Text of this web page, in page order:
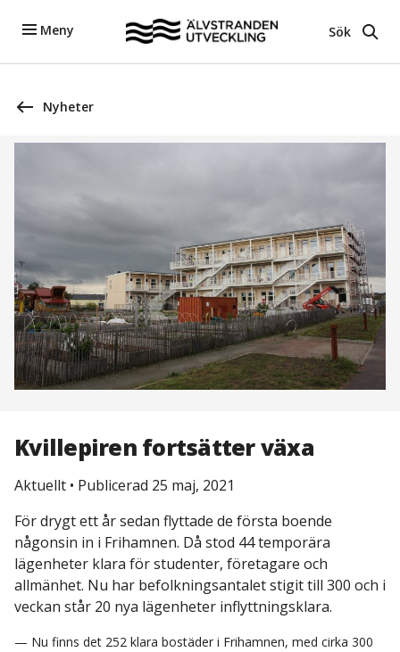
Meny Sök
Nyheter
Kvillepiren fortsätter växa
Aktuellt • Publicerad 25 maj, 2021
För drygt ett år sedan flyttade de första boende
någonsin in i Frihamnen. Då stod 44 temporära
lägenheter klara för studenter, företagare och
allmänhet. Nu har befolkningsantalet stigit till 300 och i
veckan står 20 nya lägenheter inflyttningsklara.
— Nu finns det 252 klara bostäder i Frihamnen, med cirka 300